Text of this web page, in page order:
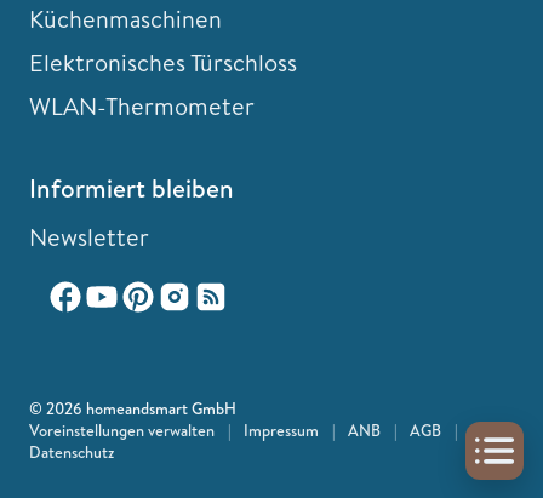
Küchenmaschinen
Elektronisches Türschloss
WLAN-Thermometer
Informiert bleiben
Newsletter
© 2026 homeandsmart GmbH
Voreinstellungen verwalten
| Impressum | ANB | AGB
|
Datenschutz